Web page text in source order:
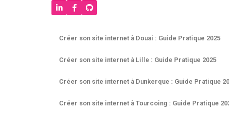
Créer son site internet à Douai : Guide Pratique 2025
Créer son site internet à Lille : Guide Pratique 2025
Créer son site internet à Dunkerque : Guide Pratique
Créer son site internet à Tourcoing : Guide Pratique